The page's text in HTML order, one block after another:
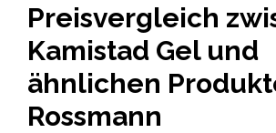
Preisvergleich
Kamistad Gel und
ähnlichen
Rossmann